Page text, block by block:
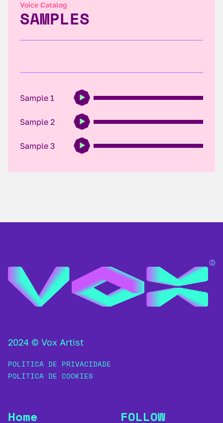
Voice Catalog
SAMPLES
Sample 1
Sample 2
Sample 3
2024 © Vox Artist
POLÍTICA DE PRIVACIDADE
POLÍTICA DE COOKIES
Home FOLLOW